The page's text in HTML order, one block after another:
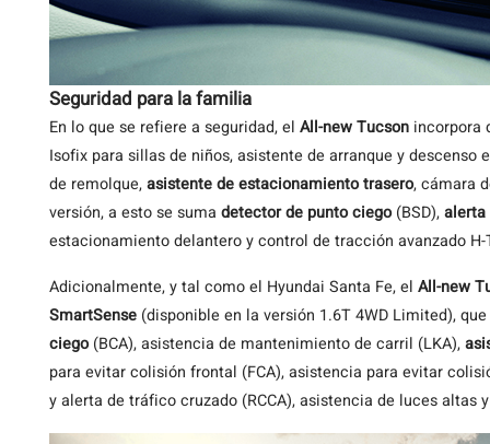
Seguridad para la familia
En lo que se refiere a seguridad, el All-new Tucson incorpora
Isofix para sillas de niños, asistente de arranque y descenso
de remolque,asistente de estacionamiento trasero, cámara
versión, a esto se suma detector de punto ciego(BSD),alerta
estacionamiento delantero y control de tracción avanzado H-
Adicionalmente, y tal como el Hyundai Santa Fe, el All-new
SmartSense (disponible en la versión 1.6T 4WD Limited),
ciego(BCA), asistencia de mantenimiento de carril (LKA),
para evitar colisión frontal (FCA), asistencia para evitar
y alerta de tráfico cruzado (RCCA), asistencia de luces